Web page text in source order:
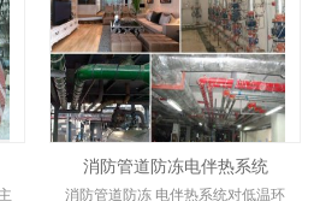
消防管道防冻电伴热系统
消防管道防冻 电伴热系统对低温环